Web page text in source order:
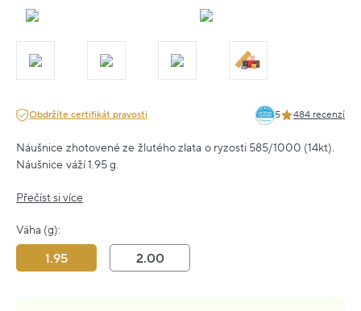
Obdržíte certifikát pravosti 5 484 recenzí
Náušnice zhotovené ze žlutého zlata o ryzosti 585/1000 (14kt).
Náušnice váží 1.95 g.
Přečíst si více
Váha (g):
1.95 2.00